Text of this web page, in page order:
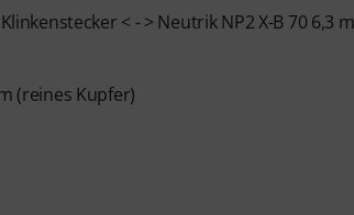
< - > Neutrik NP2 X-B 70 6,3
(reines Kupfer)